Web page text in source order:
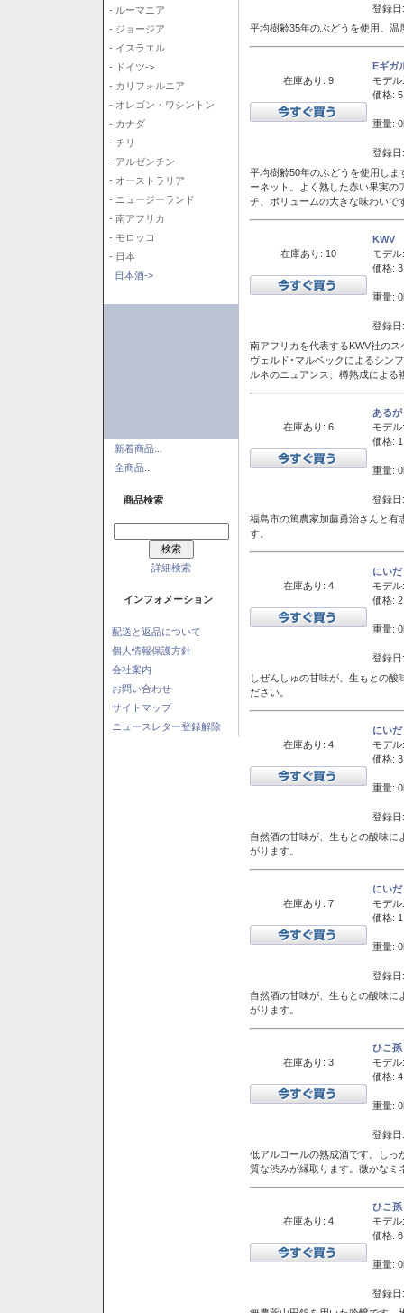
- ルーマニア
- ジョージア
- イスラエル
- ドイツ->
- カリフォルニア
- オレゴン・ワシントン
- カナダ
- チリ
- アルゼンチン
- オーストラリア
- ニュージーランド
- 南アフリカ
- モロッコ
- 日本
日本酒->
新着商品...
全商品...
商品検索
詳細検索
インフォメーション
配送と返品について
個人情報保護方針
会社案内
お問い合わせ
サイトマップ
ニュースレター登録解除
登録
平均樹齢35年のぶどうを使用。
在庫あり: 9
Eギガ
モデル:
価格:
重量:
登録
平均樹齢50年のぶどうを使用し
ーネット。よく熟した赤い果実
チ、ボリュームの大きな味わいで
在庫あり: 10
KWV
モデル:
価格:
重量:
登録
南アフリカを代表するKWV社の
ヴェルド･マルベックによるシン
ルネのニュアンス、樽熟成によ
在庫あり: 6
ある
モデル:
価格:
重量:
登録
福島市の篤農家加藤勇治さんと有
す。
在庫あり: 4
にい
モデル:
価格:
重量:
登録
しぜんしゅの甘味が、生もとの
ださい。
在庫あり: 4
にい
モデル:
価格:
重量:
登録
自然酒の甘味が、生もとの酸味
がります。
在庫あり: 7
にい
モデル:
価格:
重量:
登録
自然酒の甘味が、生もとの酸味
がります。
在庫あり: 3
ひこ
モデル:
価格:
重量:
登録
低アルコールの熟成酒です。しっ
質な渋みが縁取ります。微かなミ
在庫あり: 4
ひこ
モデル:
価格:
重量:
登録